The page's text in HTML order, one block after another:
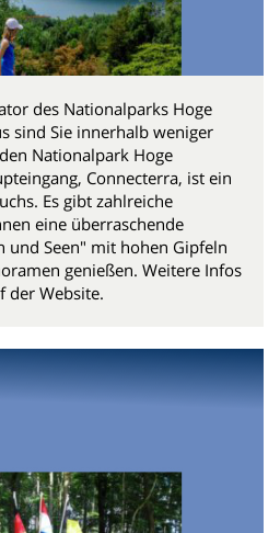
des Nationalparks Hoge
sind Sie innerhalb weniger
Nationalpark Hoge
Connecterra, ist ein
Es gibt zahlreiche
eine überraschende
und Seen" mit hohen Gipfeln
genießen. Weitere Infos
der Website.